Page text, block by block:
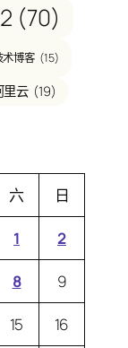
(70)
术博客 (15)
里云 (19)
六 日
1 2
8 9
15 16